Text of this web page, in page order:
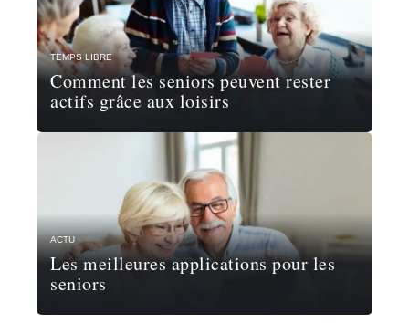
TEMPS LIBRE
Comment les seniors peuvent rester
actifs grâce aux loisirs
ACTU
Les meilleures applications pour les
seniors